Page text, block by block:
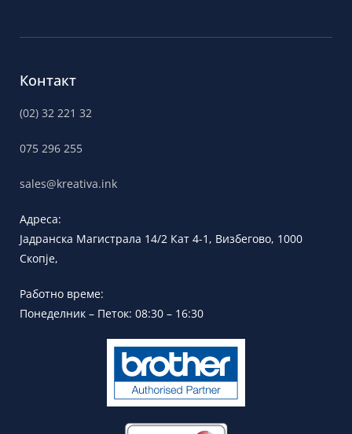
Контакт
(02) 32 221 32
075 296 255
sales@kreativa.ink
Адреса:
Јадранска Магистрала 14/2 Кат 4-1, Визбегово, 1000
Скопје,
Работно време:
Понеделник – Петок: 08:30 – 16:30